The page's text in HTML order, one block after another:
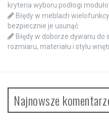
kryteria wyboru podłogi
Błędy w meblach
bezpiecznie je usunąć
Błędy w doborze dywanu do
rozmiaru, materiału i stylu
Najnowsze